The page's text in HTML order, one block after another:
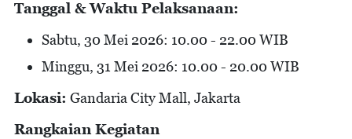
Tanggal & Waktu Pelaksanaan:
Sabtu, 30 Mei 2026: 10.00 - 22.00 WIB
Minggu, 31 Mei 2026: 10.00 - 20.00 WIB
Lokasi: Gandaria City Mall, Jakarta
Rangkaian Kegiatan